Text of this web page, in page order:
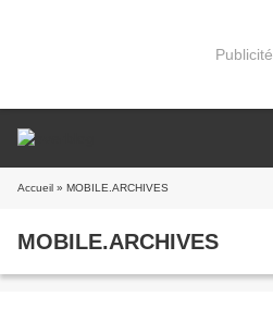
Publicité
Accueil » MOBILE.ARCHIVES
MOBILE.ARCHIVES